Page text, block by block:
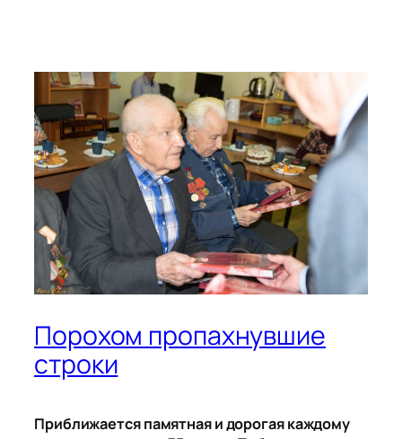
Порохом пропахнувшие
строки
Приближается памятная и дорогая каждому